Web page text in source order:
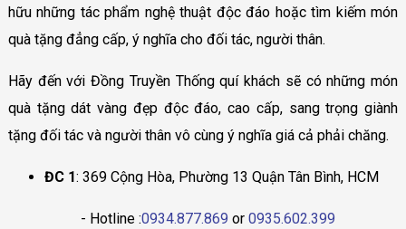
hữu những tác phẩm nghệ thuật độc đáo hoặc tìm kiếm món
quà tặng đẳng cấp, ý nghĩa cho đối tác, người thân.
Hãy đến với Đồng Truyền Thống quí khách sẽ có những món
quà tặng dát vàng đẹp độc đáo, cao cấp, sang trọng giành
tặng đối tác và người thân vô cùng ý nghĩa giá cả phải chăng.
ĐC 1: 369 Cộng Hòa, Phường 13 Quận Tân Bình, HCM
- Hotline :0934.877.869 or 0935.602.399